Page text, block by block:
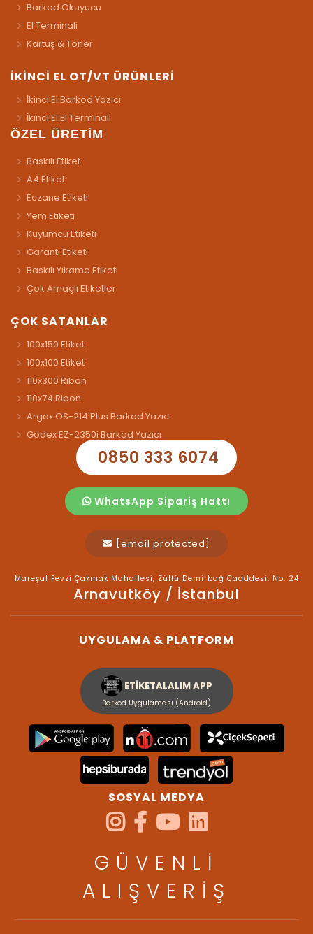
Barkod Okuyucu
El Terminali
Kartuş & Toner
İKİNCİ EL OT/VT ÜRÜNLERİ
İkinci El Barkod Yazıcı
İkinci El El Terminali
ÖZEL ÜRETİM
Baskılı Etiket
A4 Etiket
Eczane Etiketi
Yem Etiketi
Kuyumcu Etiketi
Garanti Etiketi
Baskılı Yıkama Etiketi
Çok Amaçlı Etiketler
ÇOK SATANLAR
100x150 Etiket
100x100 Etiket
110x300 Ribon
110x74 Ribon
Argox OS-214 Plus Barkod Yazıcı
Godex EZ-2350i Barkod Yazıcı
0850 333 6074
WhatsApp Sipariş Hattı
[email protected]
Mareşal Fevzi Çakmak Mahallesi, Zülfü Demirbağ Cadddesi. No: 24
Arnavutköy / İstanbul
UYGULAMA & PLATFORM
ETİKETALALIM APP
Barkod Uygulaması (Android)
SOSYAL MEDYA
GÜVENLİ
ALIŞVERİŞ